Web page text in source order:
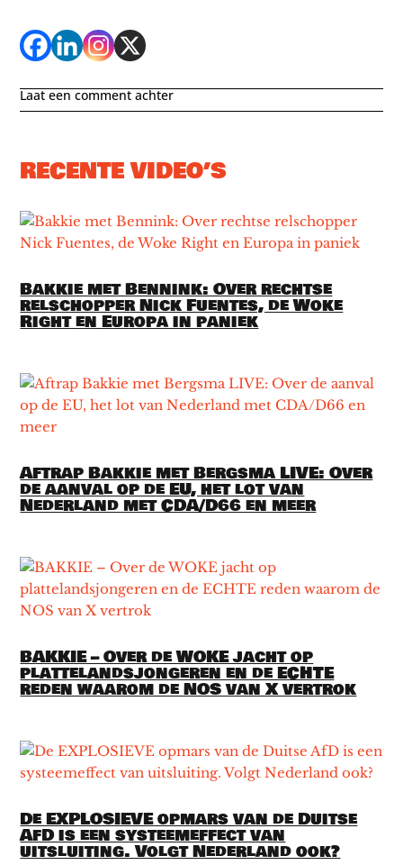
Laat een comment achter
RECENTE VIDEO’S
Bakkie met Bennink: Over rechtse
relschopper Nick Fuentes, de Woke
Right en Europa in paniek
Aftrap Bakkie met Bergsma LIVE: Over
de aanval op de EU, het lot van
Nederland met CDA/D66 en meer
BAKKIE – Over de WOKE jacht op
plattelandsjongeren en de ECHTE
reden waarom de NOS van X vertrok
De EXPLOSIEVE opmars van de Duitse
AfD is een systeemeffect van
uitsluiting. Volgt Nederland ook?